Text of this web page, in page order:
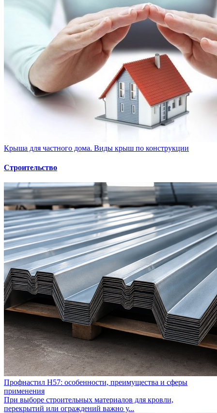
Крыша для частного дома. Виды крыш по конструкции
Строительство
Профнастил Н57: особенности, преимущества и сферы
применения
При выборе строительных материалов для кровли,
перекрытий или ограждений важно у...